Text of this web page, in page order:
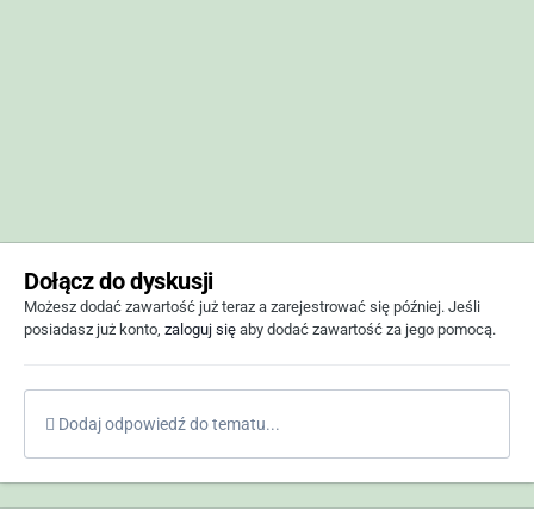
Dołącz do dyskusji
Możesz dodać zawartość już teraz a zarejestrować się później. Jeśli
posiadasz już konto, zaloguj się aby dodać zawartość za jego pomocą.
Dodaj odpowiedź do tematu...